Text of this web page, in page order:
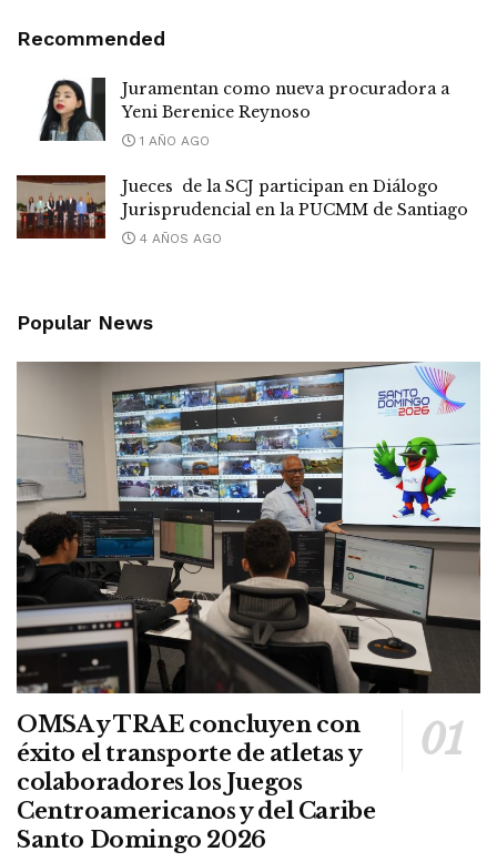
Recommended
Juramentan como nueva procuradora a
Yeni Berenice Reynoso
1 AÑO AGO
Jueces de la SCJ participan en Diálogo
Jurisprudencial en la PUCMM de Santiago
4 AÑOS AGO
Popular News
OMSA y TRAE concluyen con
éxito el transporte de atletas y
colaboradores los Juegos
Centroamericanos y del Caribe
Santo Domingo 2026